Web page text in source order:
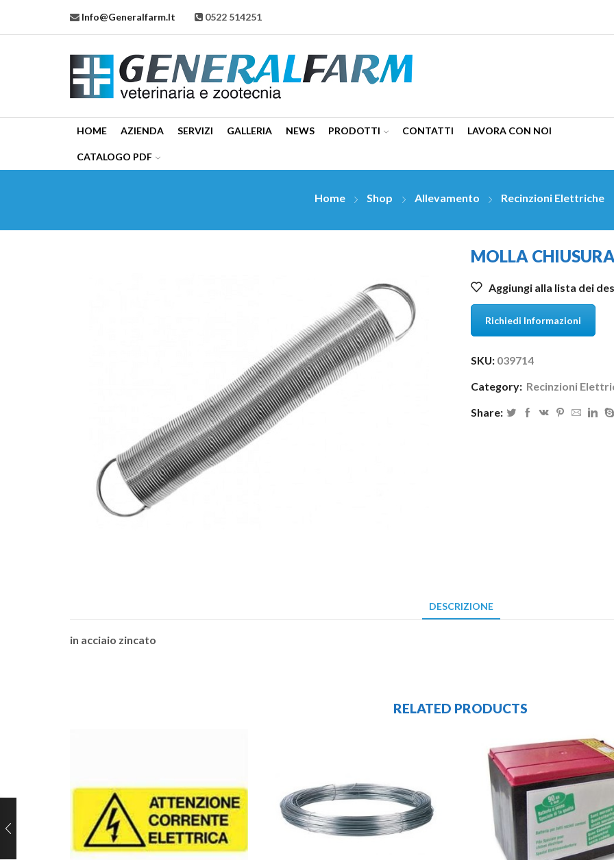
Info@generalfarm.it 0522 514251
HOME AZIENDA SERVIZI GALLERIA NEWS PRODOTTI CONTATTI LAVORA CON NOI
CATALOGO PDF
Home Shop Allevamento Recinzioni Elettriche
MOLLA
Aggiungi alla lista dei
Richiedi Informazioni
SKU: 039714
Category: Recinzioni
Share:
DESCRIZIONE
in acciaio zincato
RELATED PRODUCTS